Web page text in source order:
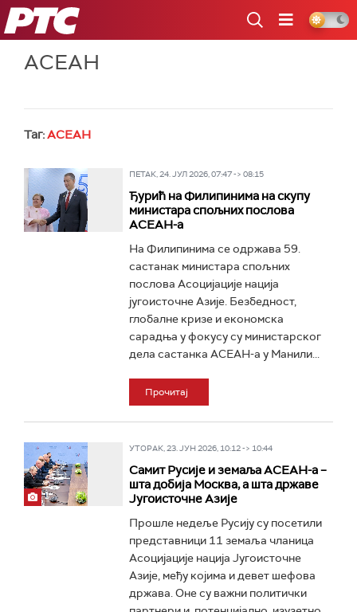
РТС
АСЕАН
Таг:АСЕАН
ПЕТАК, 24. ЈУЛ 2026, 07:47 -> 08:15
Ђурић на Филипинима на скупу
министара спољних послова
АСЕАН-а
На Филипинима се одржава 59.
састанак министара спољних
послова Асоцијације нација
југоисточне Азије. Безбедност,
глобалне кризе и економска
сарадња у фокусу су министарског
дела састанка АСЕАН-а у Манили...
Прочитај
УТОРАК, 23. ЈУН 2026, 10:12 -> 10:44
Самит Русије и земаља АСЕАН-а –
шта добија Москва, а шта државе
Југоисточне Азије
Прошле недеље Русију су посетили
представници 11 земаља чланица
Асоцијације нација Југоисточне
Азије, међу којима и девет шефова
држава. Оне су важни политички